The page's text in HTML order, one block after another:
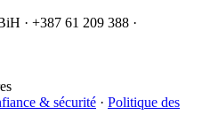
· +387 61 209 388 ·
& sécurité · Politique des